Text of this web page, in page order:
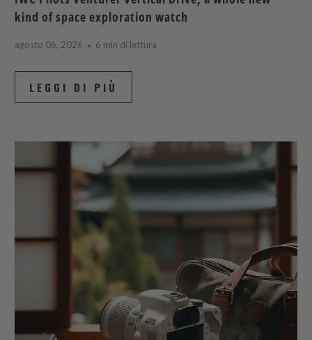
kind of space exploration watch
agosto 06, 2026 6 min di lettura
LEGGI DI PIÙ